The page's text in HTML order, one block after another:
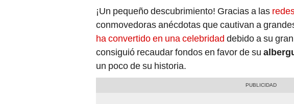
¡Un pequeño descubrimiento! Gracias a las
conmovedoras anécdotas que cautivan a
ha convertido en una celebridad debido a su
consiguió recaudar fondos en favor de su
un poco de su historia.